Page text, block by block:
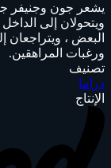
يشعر جون وجنيفر
ويتحولان إلى
البعض ، ويتراجعان
ورغبات المراهقين.
تصنيف
دراما
الإنتاج